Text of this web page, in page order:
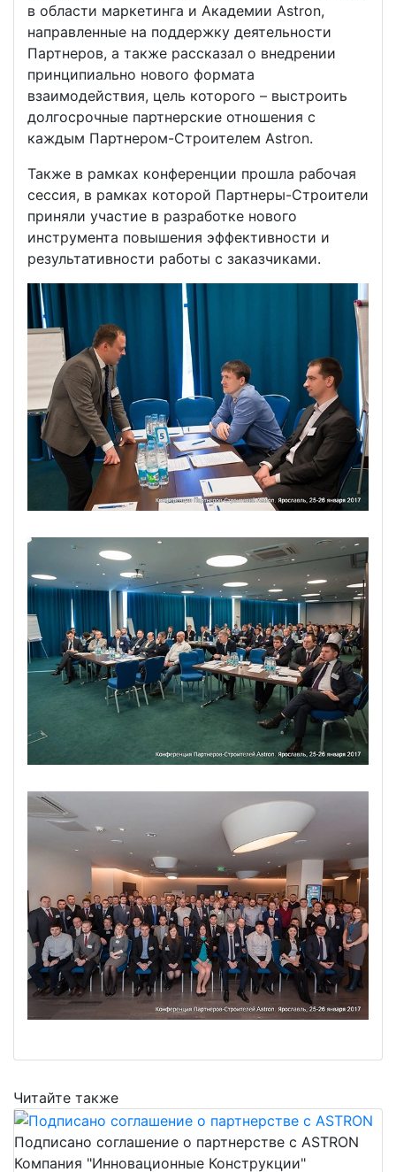
в области маркетинга и Академии Astron,
направленные на поддержку деятельности
Партнеров, а также рассказал о внедрении
принципиально нового формата
взаимодействия, цель которого – выстроить
долгосрочные партнерские отношения с
каждым Партнером-Строителем Astron.
Также в рамках конференции прошла рабочая
сессия, в рамках которой Партнеры-Строители
приняли участие в разработке нового
инструмента повышения эффективности и
результативности работы с заказчиками.
Читайте также
Подписано соглашение о партнерстве с ASTRON
Компания "Инновационные Конструкции"